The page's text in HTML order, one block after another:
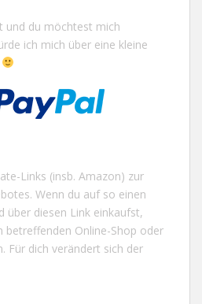
und du möchtest mich
ich mich über eine kleine
Links (insb. Amazon) zur
Wenn du auf so einen
über diesen Link einkaufst,
betreffenden Online-Shop oder
Für dich verändert sich der